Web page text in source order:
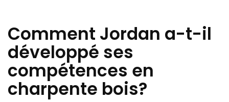
Comment Jordan a-t-il
développé ses
compétences en
charpente bois?